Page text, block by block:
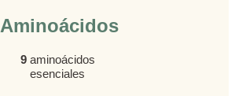
Aminoácidos
9 aminoácidos
esenciales